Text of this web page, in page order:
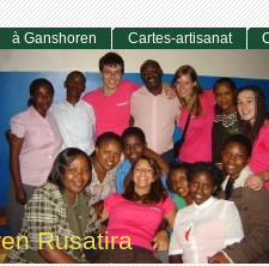
Rusatira
à Ganshoren Cartes-artisanat